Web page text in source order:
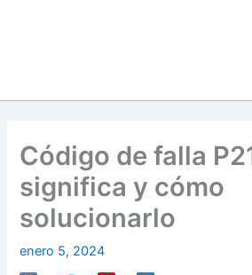
Código de falla
significa y cómo
solucionarlo
enero 5, 2024